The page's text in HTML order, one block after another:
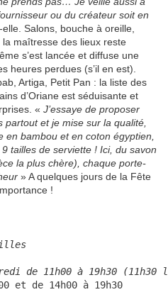
ou du créateur soit en
Salons, bouche à oreille,
maîtresse des lieux reste
s’est lancée et diffuse une
heures perdues (s’il en est).
Artiga, Petit Pan : la liste des
d’Oriane est séduisante et
« J’essaye de proposer
partout et je mise sur la qualité,
bambou et en coton égyptien,
tailles de serviette ! Ici, du savon
la plus chère), chaque porte-
» A quelques jours de la Fête
!
de 11h00 à 19h30 (11h30
et de 14h00 à 19h30